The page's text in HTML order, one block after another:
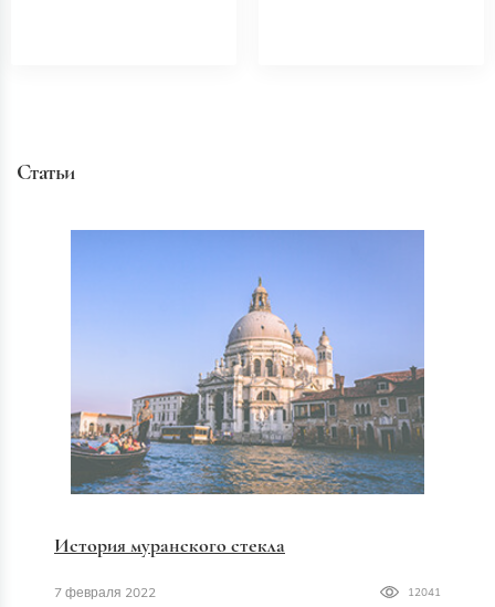
Статьи
История муранского стекла
7 февраля 2022 12041